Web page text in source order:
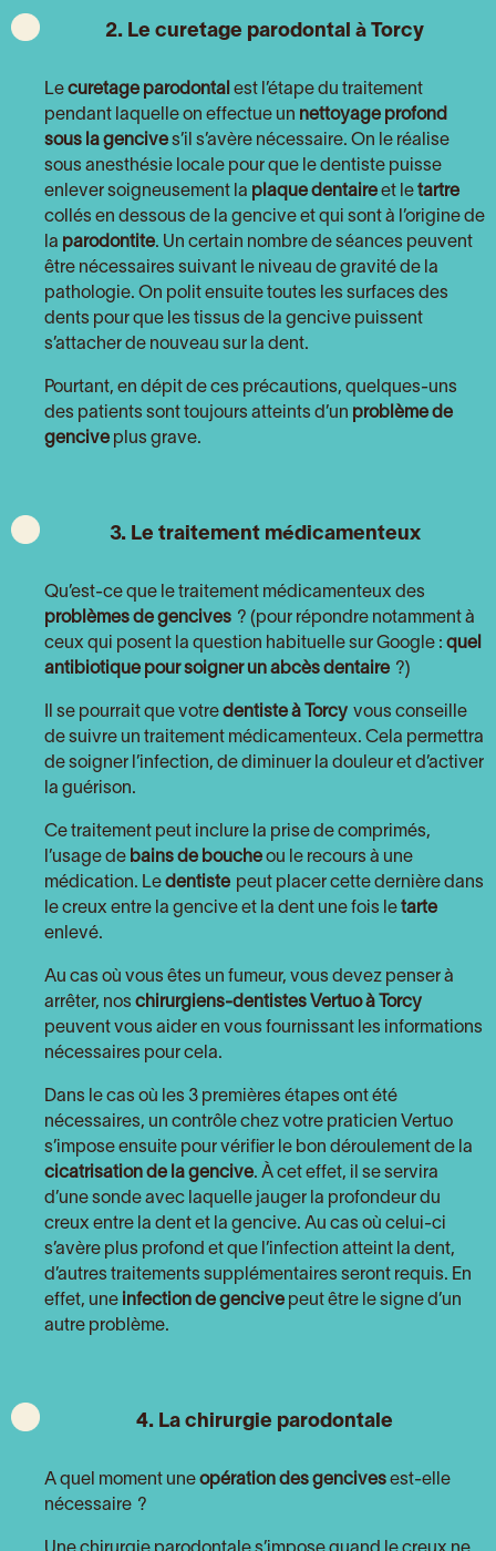
2. Le curetage parodontal à Torcy
Le curetage parodontal est l’étape du traitement
pendant laquelle on effectue un nettoyage profond
sous la gencive s’il s’avère nécessaire. On le réalise
sous anesthésie locale pour que le dentiste puisse
enlever soigneusement la plaque dentaire et le tartre
collés en dessous de la gencive et qui sont à l’origine de
la parodontite. Un certain nombre de séances peuvent
être nécessaires suivant le niveau de gravité de la
pathologie. On polit ensuite toutes les surfaces des
dents pour que les tissus de la gencive puissent
s’attacher de nouveau sur la dent.
Pourtant, en dépit de ces précautions, quelques-uns
des patients sont toujours atteints d’un problème de
gencive plus grave.
3. Le traitement médicamenteux
Qu’est-ce que le traitement médicamenteux des
problèmes de gencives ? (pour répondre notamment à
ceux qui posent la question habituelle sur Google : quel
antibiotique pour soigner un abcès dentaire ?)
Il se pourrait que votre dentiste à Torcy vous conseille
de suivre un traitement médicamenteux. Cela permettra
de soigner l’infection, de diminuer la douleur et d’activer
la guérison.
Ce traitement peut inclure la prise de comprimés,
l’usage de bains de bouche ou le recours à une
médication. Le dentiste peut placer cette dernière dans
le creux entre la gencive et la dent une fois le tarte
enlevé.
Au cas où vous êtes un fumeur, vous devez penser à
arrêter, nos chirurgiens-dentistes Vertuo à Torcy
peuvent vous aider en vous fournissant les informations
nécessaires pour cela.
Dans le cas où les 3 premières étapes ont été
nécessaires, un contrôle chez votre praticien Vertuo
s’impose ensuite pour vérifier le bon déroulement de la
cicatrisation de la gencive. À cet effet, il se servira
d’une sonde avec laquelle jauger la profondeur du
creux entre la dent et la gencive. Au cas où celui-ci
s’avère plus profond et que l’infection atteint la dent,
d’autres traitements supplémentaires seront requis. En
effet, une infection de gencive peut être le signe d’un
autre problème.
4. La chirurgie parodontale
A quel moment une opération des gencives est-elle
nécessaire ?